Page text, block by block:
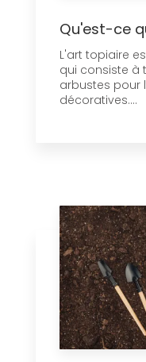
Qu'est-ce
L'art topiaire
qui consiste à
arbustes pour
décoratives....